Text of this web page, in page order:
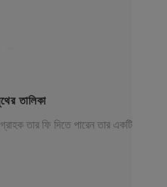
তালিকা
তার ফি দিতে পারেন তার একটি